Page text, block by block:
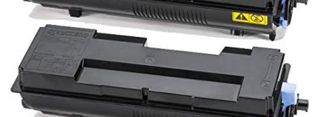
リコー
OKI
富士フイルムBI
NEC